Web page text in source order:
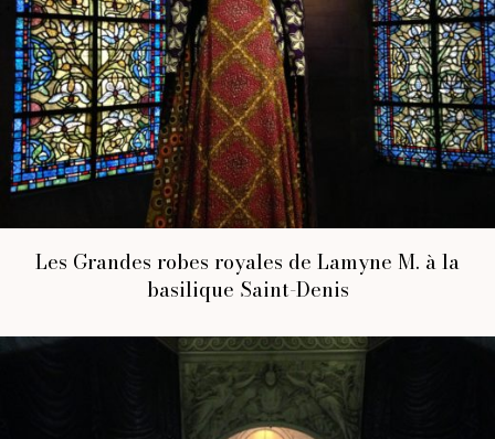
Les Grandes robes royales de Lamyne M. à la
basilique Saint-Denis